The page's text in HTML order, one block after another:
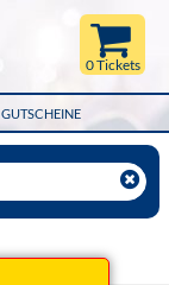
GUTSCHEINE
0 Tickets